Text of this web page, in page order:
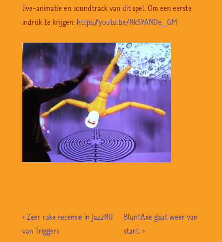
live-animatie en soundtrack van dit spel. Om een eerste
indruk te krijgen: https://youtu.be/NkSYANDe_GM
Bericht
navigatie
Previous
Post
‹ Zeer rake recensie in JazzNU
van Triggers
Volgende
bericht
BluntAxe gaat weer van
start. ›